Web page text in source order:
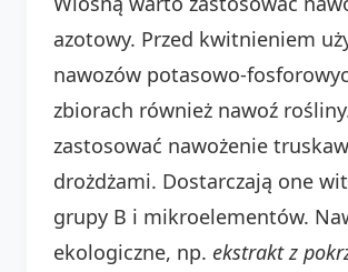
azotowy. Przed kwitnieniem
nawozów potasowo-
zbiorach również nawoź
zastosować nawożenie
drożdżami. Dostarczają one
grupy B i mikroelementów.
ekologiczne, np. ekstrakt z